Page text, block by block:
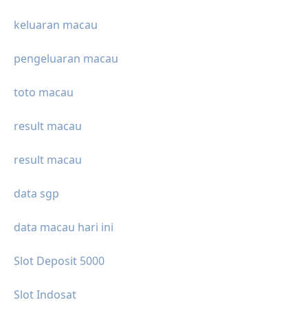
keluaran macau
pengeluaran macau
toto macau
result macau
result macau
data sgp
data macau hari ini
Slot Deposit 5000
Slot Indosat